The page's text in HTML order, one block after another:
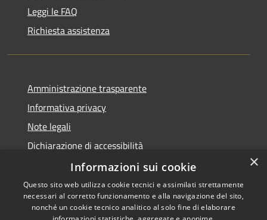
Leggi le FAQ
Richiesta assistenza
Amministrazione trasparente
Informativa privacy
Note legali
Dichiarazione di accessibilità
Obiettivi di accessibilità
×
Informazioni sui cookie
Questo sito web utilizza cookie tecnici e assimilati strettamente
necessari al corretto funzionamento e alla navigazione del sito,
nonché un cookie tecnico analitico al solo fine di elaborare